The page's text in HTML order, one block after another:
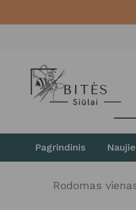
Pagrindinis
Rodomas